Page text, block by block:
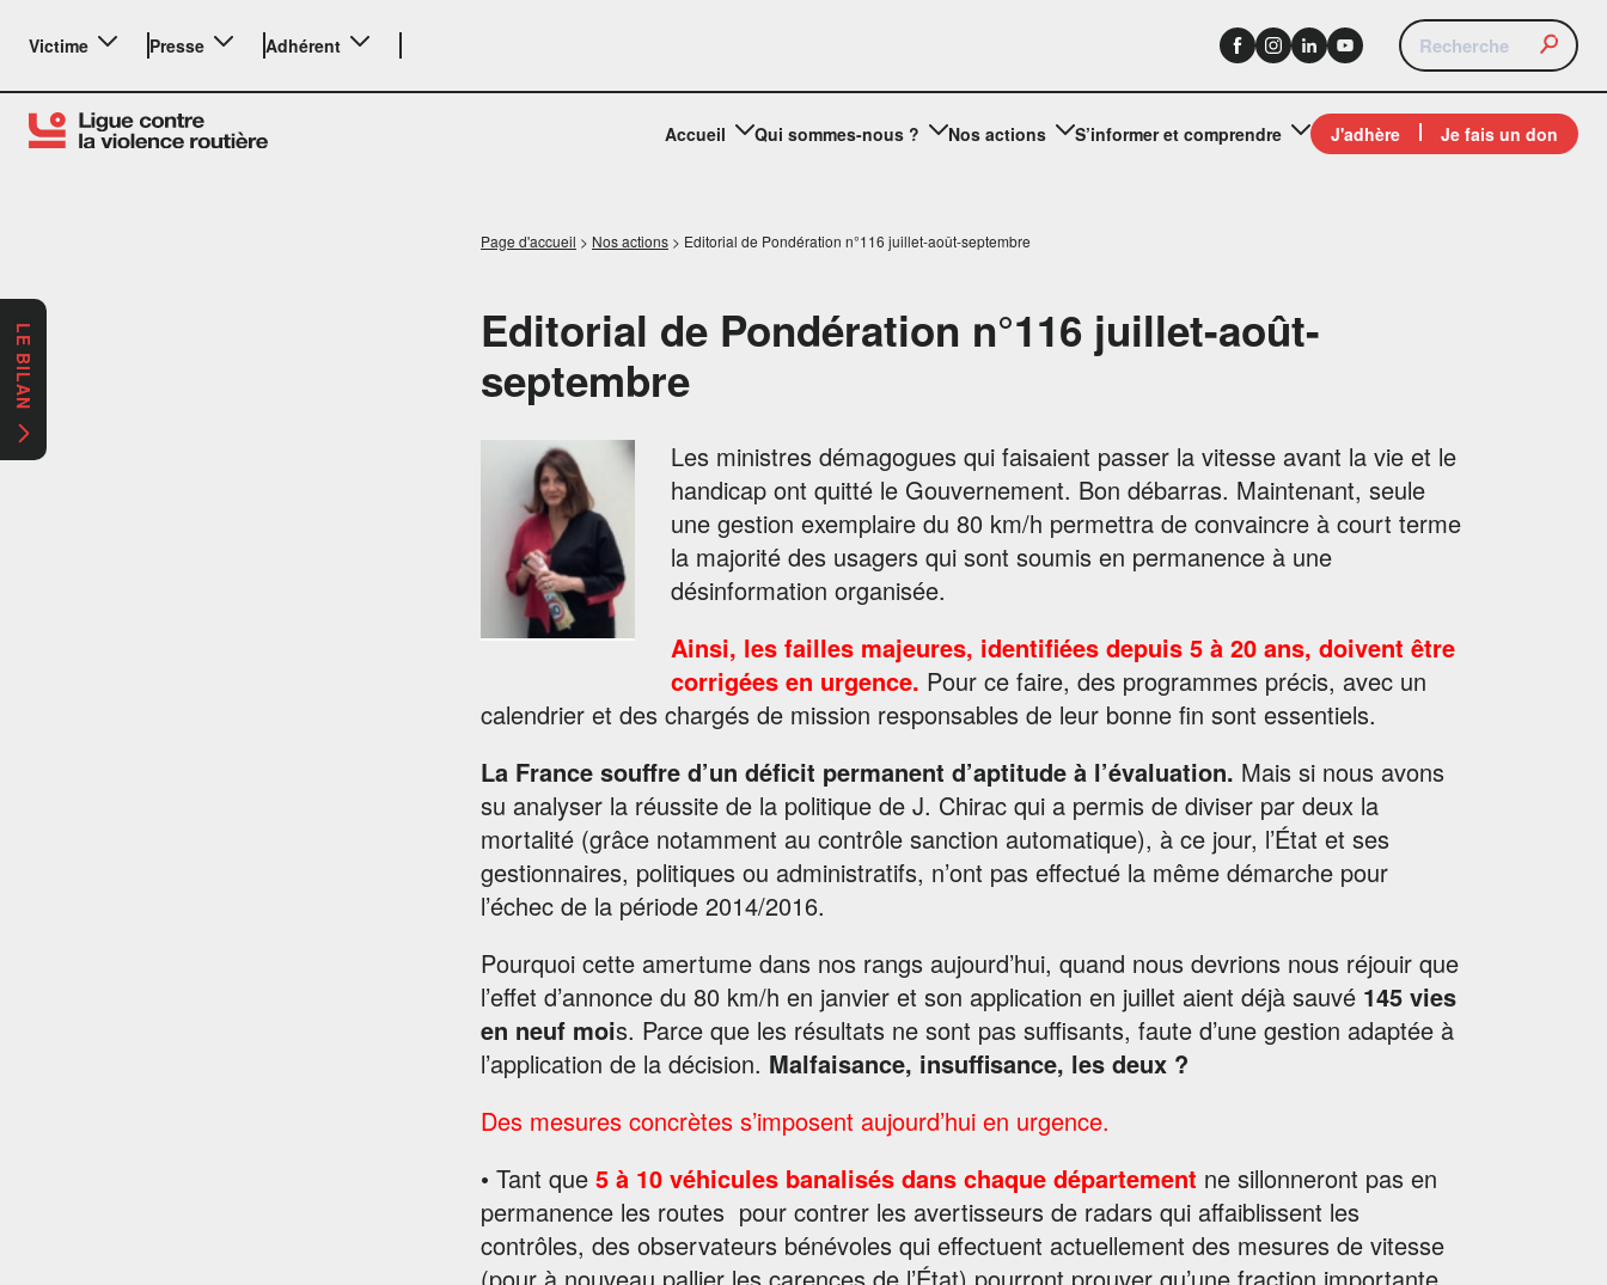
Victime Presse Adhérent
Accueil Qui sommes-nous ? Nos actions S’informer et comprendre J'adhère Je fais un don
Page d'accueil > Nos actions > Editorial de Pondération n°116 juillet-août-septembre
Editorial de Pondération n°116 juillet-août-
septembre
Les ministres démagogues qui faisaient passer la vitesse avant la vie et le
handicap ont quitté le Gouvernement. Bon débarras. Maintenant, seule
une gestion exemplaire du 80 km/h permettra de convaincre à court terme
la majorité des usagers qui sont soumis en permanence à une
désinformation organisée.
Ainsi, les failles majeures, identifiées depuis 5 à 20 ans, doivent être
corrigées en urgence. Pour ce faire, des programmes précis, avec un
calendrier et des chargés de mission responsables de leur bonne fin sont essentiels.
La France souffre d’un déficit permanent d’aptitude à l’évaluation. Mais si nous avons
su analyser la réussite de la politique de J. Chirac qui a permis de diviser par deux la
mortalité (grâce notamment au contrôle sanction automatique), à ce jour, l’État et ses
gestionnaires, politiques ou administratifs, n’ont pas effectué la même démarche pour
l’échec de la période 2014/2016.
Pourquoi cette amertume dans nos rangs aujourd’hui, quand nous devrions nous réjouir que
l’effet d’annonce du 80 km/h en janvier et son application en juillet aient déjà sauvé 145 vies
en neuf mois. Parce que les résultats ne sont pas suffisants, faute d’une gestion adaptée à
l’application de la décision. Malfaisance, insuffisance, les deux ?
Des mesures concrètes s’imposent aujourd’hui en urgence.
• Tant que 5 à 10 véhicules banalisés dans chaque département ne sillonneront pas en
permanence les routes pour contrer les avertisseurs de radars qui affaiblissent les
contrôles, des observateurs bénévoles qui effectuent actuellement des mesures de vitesse
LE BILAN